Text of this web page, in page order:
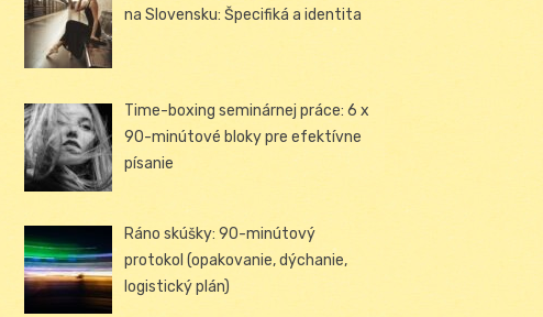
na Slovensku: Špecifiká a identita
Time-boxing seminárnej práce: 6 x
90-minútové bloky pre efektívne
písanie
Ráno skúšky: 90-minútový
protokol (opakovanie, dýchanie,
logistický plán)